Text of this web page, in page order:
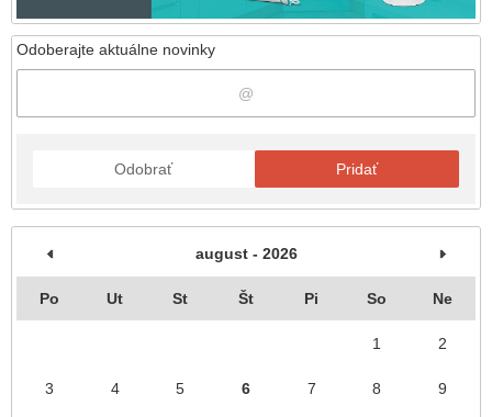
Odoberajte aktuálne novinky
Odobrať Pridať
august - 2026
Po Ut St Št Pi So Ne
1 2
3 4 5 6 7 8 9